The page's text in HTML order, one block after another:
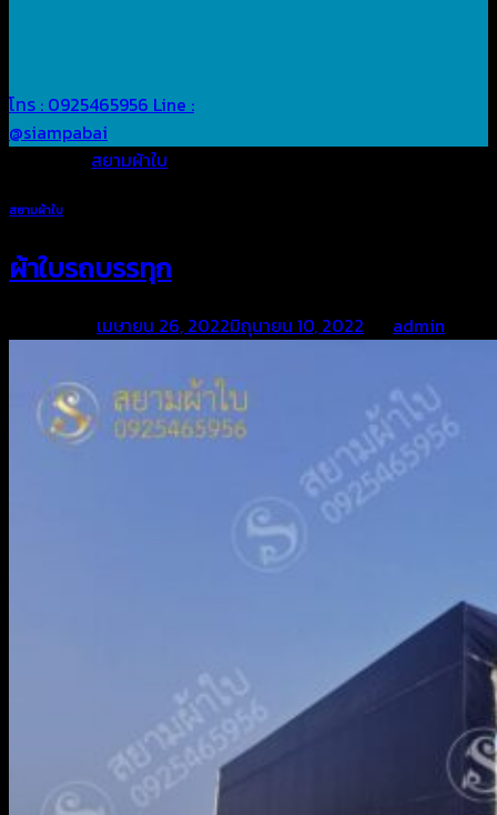
โทร : 0925465956 Line :
@siampabai
สยามผ้าใบ
สยามผ้าใบ
ผ้าใบรถบรรทุก
เมษายน 26, 2022มิถุนายน 10, 2022 admin